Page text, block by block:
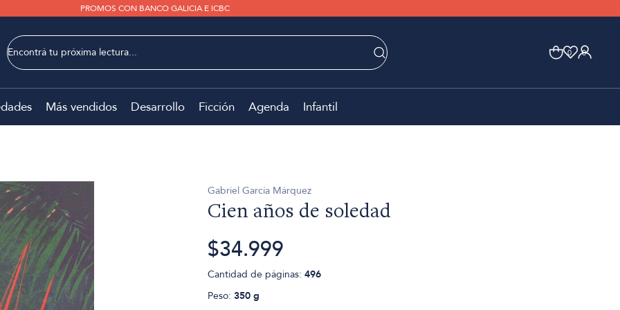
PROMOS CON BANCO GALICIA E ICBC
0 0
Más vendidos Desarrollo Ficción Agenda Infantil
Gabriel García Márquez
Cien años de soledad
$34.999
Cantidad de páginas: 496
Peso: 350 g